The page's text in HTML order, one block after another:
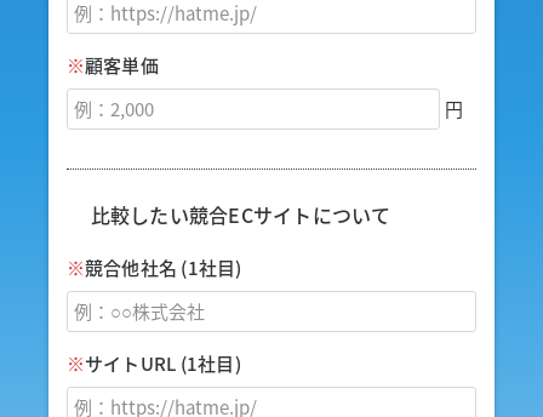
※顧客単価
円
比較したい競合ECサイトについて
※競合他社名 (1社目)
※サイトURL (1社目)